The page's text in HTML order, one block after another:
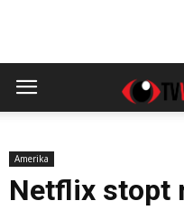
Amerika
Netflix stopt